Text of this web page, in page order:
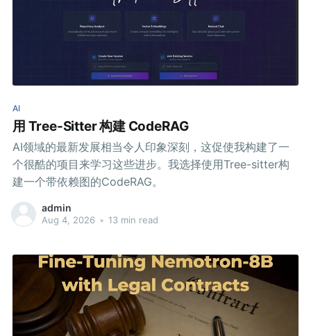
AI
用 Tree-Sitter 构建 CodeRAG
AI领域的最新发展相当令人印象深刻，这促使我构建了一
个很酷的项目来学习这些进步。我选择使用Tree-sitter构
建一个带依赖图的CodeRAG。
admin
Aug 4, 2026 • 13 min read